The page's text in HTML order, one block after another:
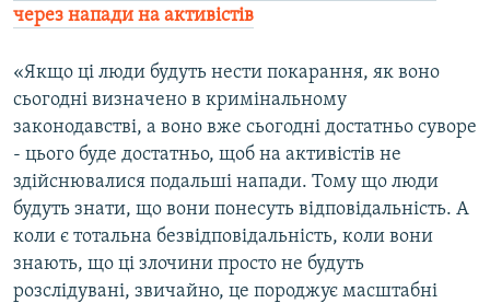
через напади на активістів​
«Якщо ці люди будуть нести покарання, як воно
сьогодні визначено в кримінальному
законодавстві, а воно вже сьогодні достатньо суворе
- цього буде достатньо, щоб на активістів не
здійснювалися подальші напади. Тому що люди
будуть знати, що вони понесуть відповідальність. А
коли є тотальна безвідповідальність, коли вони
знають, що ці злочини просто не будуть
розслідувані, звичайно, це породжує масштабні